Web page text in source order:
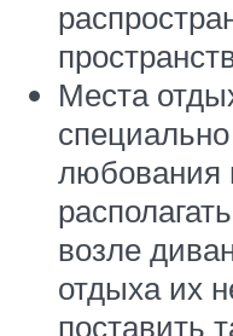
Места
любования
возле
отдыха их
поставить